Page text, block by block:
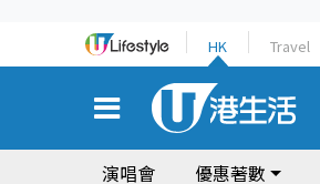
HK Travel
演唱會 優惠著數